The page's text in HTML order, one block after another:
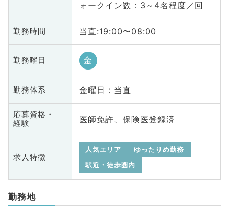
ォークイン数：3～4名程度／回
勤務時間 当直:19:00〜08:00
勤務曜日 金
勤務体系 金曜日 : 当直
応募資格・
経験
医師免許、保険医登録済
求人特徴
人気エリア
ゆったりめ勤務
駅近・徒歩圏内
勤務地